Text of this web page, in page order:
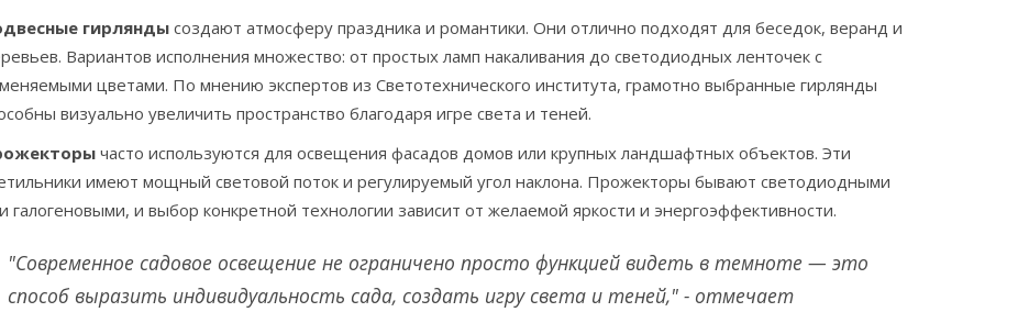
гирлянды создают атмосферу праздника и романтики. Они отлично подходят для беседок, веранд и
Вариантов исполнения множество: от простых ламп накаливания до светодиодных ленточек с
цветами. По мнению экспертов из Светотехнического института, грамотно выбранные гирлянды
визуально увеличить пространство благодаря игре света и теней.
часто используются для освещения фасадов домов или крупных ландшафтных объектов. Эти
имеют мощный световой поток и регулируемый угол наклона. Прожекторы бывают светодиодными
галогеновыми, и выбор конкретной технологии зависит от желаемой яркости и энергоэффективности.
"Современное садовое освещение не ограничено просто функцией видеть в темноте — это
способ выразить индивидуальность сада, создать игру света и теней," - отмечает